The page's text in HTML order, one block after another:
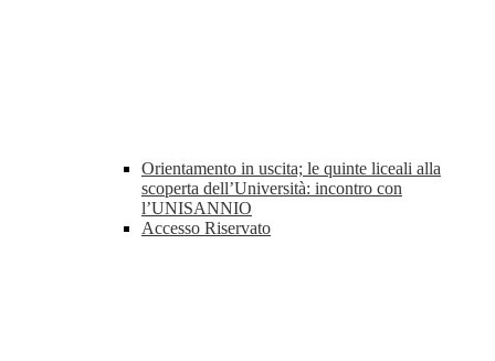
Orientamento in uscita; le quinte liceali alla
scoperta dell’Università: incontro con
l’UNISANNIO
Accesso Riservato